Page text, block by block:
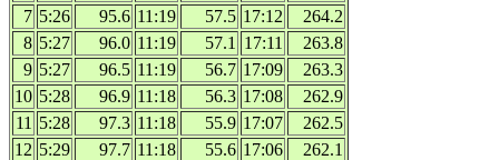
7 5:26 95.6 11:19 57.5 17:12
264.2
8 5:27 96.0 11:19 57.1 17:11
263.8
9 5:27 96.5 11:19 56.7 17:09
263.3
10 5:28 96.9 11:18 56.3 17:08
262.9
11 5:28 97.3 11:18 55.9 17:07
262.5
12 5:29 97.7 11:18 55.6 17:06
262.1